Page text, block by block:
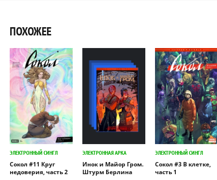
ПОХОЖЕЕ
ЭЛЕКТРОННЫЙ СИНГЛ
Сокол #11 Круг
недоверия, часть 2
ЭЛЕКТРОННАЯ АРКА
Инок и Майор Гром.
Штурм Берлина
ЭЛЕКТРОННЫЙ СИНГЛ
Сокол #3 В клетке,
часть 1